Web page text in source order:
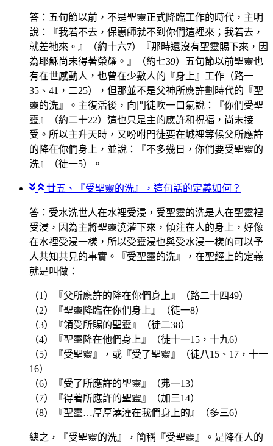
答：五旬節以前，不是聖靈正式降臨工作的時代，主明
說：『我若不去，保惠師就不到你們這裡來；我若去，
就差祂來。』（約十六7）『那時還沒有聖靈賜下來，因
為耶穌尚未得著榮耀。』（約七39）五旬節以前聖靈也
有在世感動人，也曾在少數人的『身上』工作（路一
35、41，二25），但那並不是父神所應許劃時代的『聖
靈的洗』。主復活後，向門徒吹一口氣說：『你們受聖
靈』（約二十22）這也只是主的應許和祝福，尚未接
受。所以主升天時，又吩咐門徒要在城裡等候父所應許
的降在你們身上，並說：『不多幾日，你們要受聖靈的
洗』（徒一5）。
廿五、『受聖靈的洗』，這句話的定義如何？
答：受水洗世人在水裡受浸，受聖靈的洗是人在聖靈裡
受浸，因為主將聖靈澆灌下來，傾注在人的身上，好像
在水裡受浸一樣，所以受靈浸也與受水浸一樣的可以予
人共知共見的事實。『受聖靈的洗』，在聖經上的定義
就是叫做：
（1）『父所應許的降在你們身上』（路二十四49）
（2）『聖靈降臨在你們身上』（徒一8）
（3）『領受所賜的聖靈』（徒二38）
（4）『聖靈降在他們身上』（徒十一15，十九6）
（5）『受聖靈』，或『受了聖靈』（徒八15、17，十一
16）
（6）『受了所應許的聖靈』（弗一13）
（7）『得著所應許的聖靈』（加三14）
（8）『聖靈…厚厚澆灌在我們身上的』（多三6）
總之，『受聖靈的洗』，簡稱『受聖靈』。是降在人的